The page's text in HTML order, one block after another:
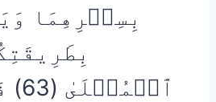
بِسِحۡرِهِمَا